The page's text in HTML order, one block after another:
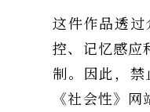
这件作品透
控、记忆感应
制。因此，
《社会性》